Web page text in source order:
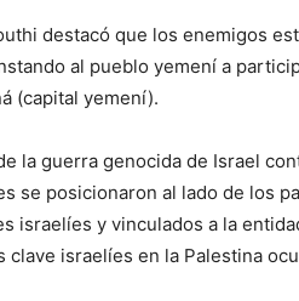
destacó que los enemigos
al pueblo yemení a
(capital yemení).
la guerra genocida de Israel
se posicionaron al lado de los
israelíes y vinculados a la
clave israelíes en la Palestina